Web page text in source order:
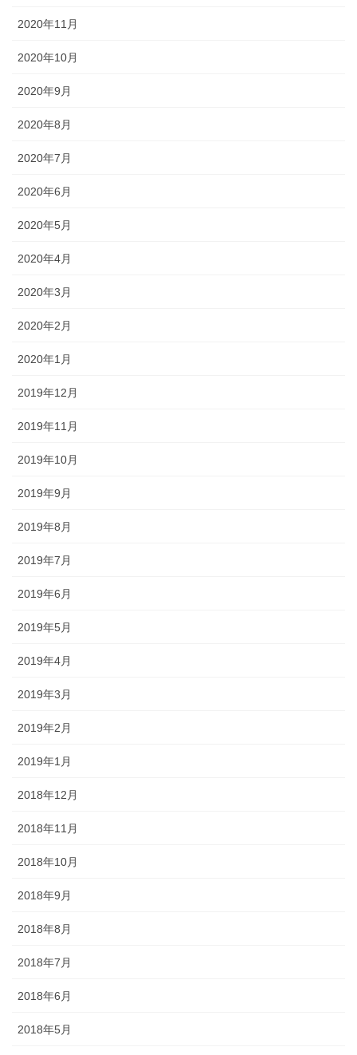
2020年11月
2020年10月
2020年9月
2020年8月
2020年7月
2020年6月
2020年5月
2020年4月
2020年3月
2020年2月
2020年1月
2019年12月
2019年11月
2019年10月
2019年9月
2019年8月
2019年7月
2019年6月
2019年5月
2019年4月
2019年3月
2019年2月
2019年1月
2018年12月
2018年11月
2018年10月
2018年9月
2018年8月
2018年7月
2018年6月
2018年5月